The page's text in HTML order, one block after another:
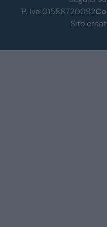
P. Iva 01588720092
Sito